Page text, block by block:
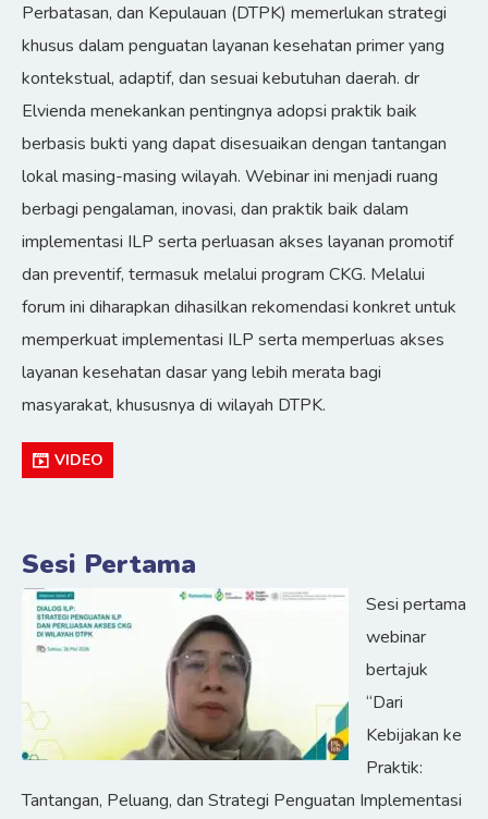
Perbatasan, dan Kepulauan (DTPK) memerlukan strategi
khusus dalam penguatan layanan kesehatan primer yang
kontekstual, adaptif, dan sesuai kebutuhan daerah. dr
Elvienda menekankan pentingnya adopsi praktik baik
berbasis bukti yang dapat disesuaikan dengan tantangan
lokal masing-masing wilayah. Webinar ini menjadi ruang
berbagi pengalaman, inovasi, dan praktik baik dalam
implementasi ILP serta perluasan akses layanan promotif
dan preventif, termasuk melalui program CKG. Melalui
forum ini diharapkan dihasilkan rekomendasi konkret untuk
memperkuat implementasi ILP serta memperluas akses
layanan kesehatan dasar yang lebih merata bagi
masyarakat, khususnya di wilayah DTPK.
VIDEO
Sesi Pertama
Sesi pertama
webinar
bertajuk
“Dari
Kebijakan ke
Praktik:
Tantangan, Peluang, dan Strategi Penguatan Implementasi